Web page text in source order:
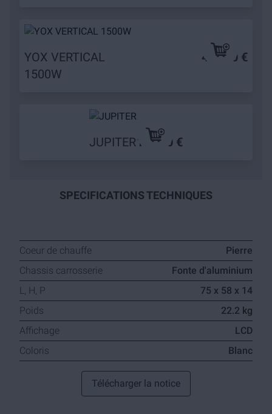
YOX VERTICAL
1500W
449,90 €
JUPITER 109,90 €
SPECIFICATIONS TECHNIQUES
Coeur de chauffe
Pierre
Chassis carrosserie
Fonte d'aluminium
L, H, P
75 x 58 x 14
Poids
22.2 kg
Affichage
LCD
Coloris
Blanc
Télécharger la notice